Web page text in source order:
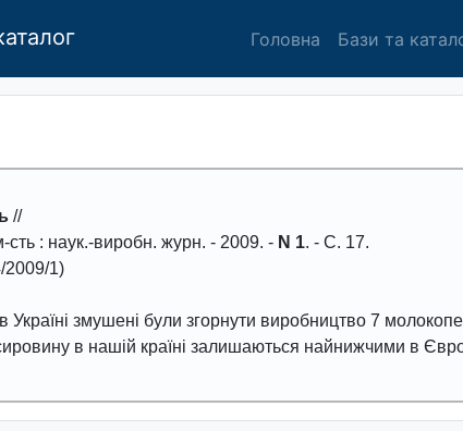
Головна Бази та
//
сть : наук.-виробн. журн. - 2009. - N 1. - С. 17.
1)
змушені були згорнути виробництво 7
в нашій країні залишаються найнижчими в